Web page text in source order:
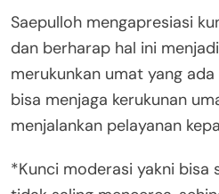
Saepulloh mengapresiasi
dan berharap hal ini
merukunkan umat yang
bisa menjaga kerukunan
menjalankan pelayanan
*Kunci moderasi yakni bisa